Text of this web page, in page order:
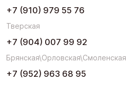
+7 (910) 979 55 76
Тверская
+7 (904) 007 99 92
Брянская\Орловская\Смоленская
+7 (952) 963 68 95